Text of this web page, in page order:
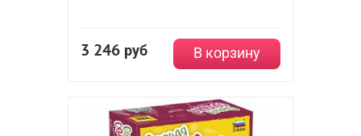
3 246 руб В корзину